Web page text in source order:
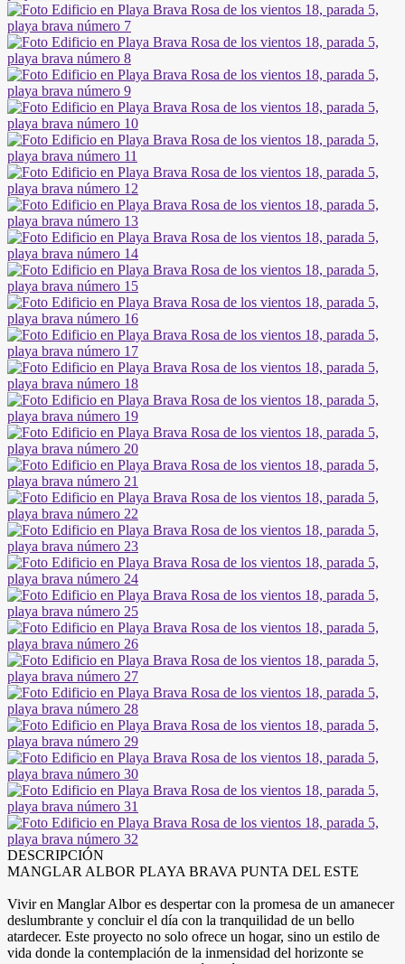
DESCRIPCIÓN
MANGLAR ALBOR PLAYA BRAVA PUNTA DEL ESTE
Vivir en Manglar Albor es despertar con la promesa de un amanecer
deslumbrante y concluir el día con la tranquilidad de un bello
atardecer. Este proyecto no solo ofrece un hogar, sino un estilo de
vida donde la contemplación de la inmensidad del horizonte se